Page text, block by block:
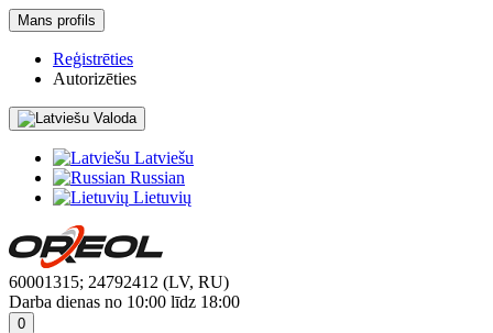
Mans profils
Reģistrēties
Autorizēties
Valoda
Latviešu
Russian
Lietuvių
60001315; 24792412 (LV, RU)
Darba dienas no 10:00 līdz 18:00
0